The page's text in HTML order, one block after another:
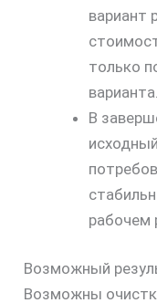
вариант
только
варианта.
В
рабочем
Возможный
Возможны
30%